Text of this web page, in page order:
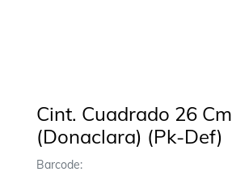
Cint. Cuadrado 26 Cm
(Donaclara) (Pk-Def)
Barcode: